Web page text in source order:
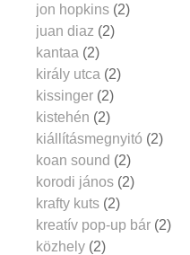
jon hopkins (2)
juan diaz (2)
kantaa (2)
király utca (2)
kissinger (2)
kistehén (2)
kiállításmegnyitó (2)
koan sound (2)
korodi jános (2)
krafty kuts (2)
kreatív pop-up bár (2)
közhely (2)